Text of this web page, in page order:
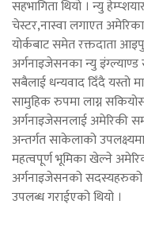
सहभागिता थियो । न्यु
चेस्टर,नास्वा लगाएत
योर्कबाट समेत रक्तदाता
अर्गनाइजेसनका न्यु इंग्ल्याण्ड
सबैलाई धन्यवाद दिँदै यस्तो
सामुहिक रुपमा लाग्न
अर्गनाइजेसनलाई अमेरिकी
अन्तर्गत साकेलाको
महत्वपूर्ण भूमिका खेल्ने
अर्गनाइजेसनको
उपलब्ध गराईएको थियो ।